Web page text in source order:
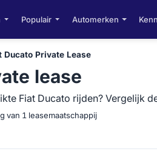
Populair Automerken
Ducato Private Lease
lease
Fiat Ducato rijden? Vergelijk
van 1 leasemaatschappij